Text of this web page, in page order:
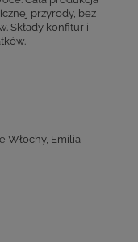
przyrody, bez
Składy konfitur i
Włochy, Emilia-